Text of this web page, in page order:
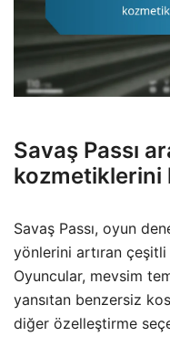
Savaş Passı
kozmetiklerini
Savaş Passı, oyun
yönlerini artıran
Oyuncular, mevsim
yansıtan benzersiz
diğer özelleştirme